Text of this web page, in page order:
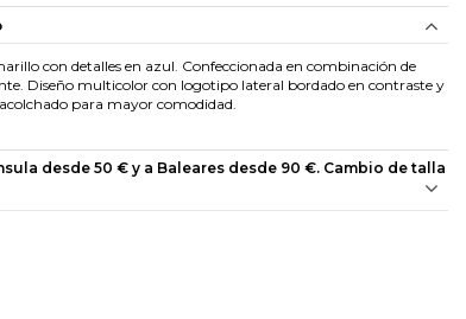
con detalles en azul. Confeccionada en combinación de
Diseño multicolor con logotipo lateral bordado en contraste y
para mayor comodidad.
desde 50 € y a Baleares desde 90 €. Cambio de talla